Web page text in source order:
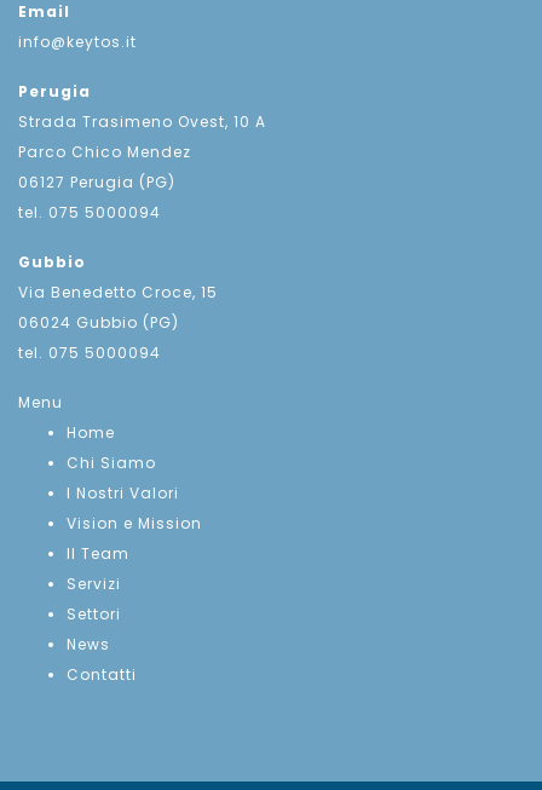
Email
info@keytos.it
Perugia
Strada Trasimeno Ovest, 10 A
Parco Chico Mendez
06127 Perugia (PG)
tel. 075 5000094
Gubbio
Via Benedetto Croce, 15
06024 Gubbio (PG)
tel. 075 5000094
Menu
Home
Chi Siamo
I Nostri Valori
Vision e Mission
Il Team
Servizi
Settori
News
Contatti